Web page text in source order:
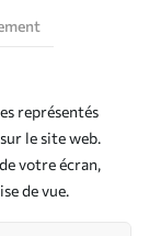
représentés
le site web.
votre écran,
de vue.